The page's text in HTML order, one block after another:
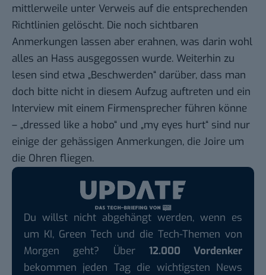
mittlerweile unter Verweis auf die entsprechenden
Richtlinien gelöscht. Die noch sichtbaren
Anmerkungen lassen aber erahnen, was darin wohl
alles an Hass ausgegossen wurde. Weiterhin zu
lesen sind etwa „Beschwerden“ darüber, dass man
doch bitte nicht in diesem Aufzug auftreten und ein
Interview mit einem Firmensprecher führen könne
– „dressed like a hobo“ und „my eyes hurt“ sind nur
einige der gehässigen Anmerkungen, die Joire um
die Ohren fliegen.
Du willst nicht abgehängt werden, wenn es
um KI, Green Tech und die Tech-Themen von
Morgen geht? Über 12.000 Vordenker
bekommen jeden Tag die wichtigsten News